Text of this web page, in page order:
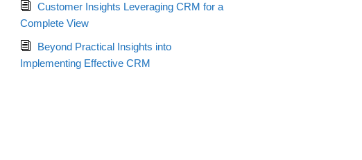
Customer Insights Leveraging CRM for a
Complete View
Beyond Practical Insights into
Implementing Effective CRM